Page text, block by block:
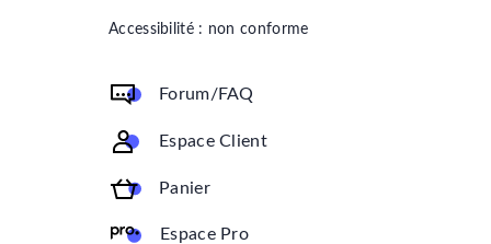
Accessibilité : non conforme
Forum/FAQ
Espace Client
Panier
Espace Pro